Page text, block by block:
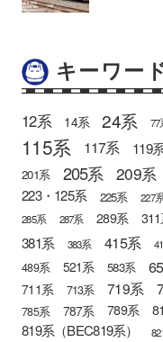
キーワー
12系 14系 24系 77
115系 117系 119
201系 205系 209系
223・125系 225系 227
285系
287系 289系
381系 383系 415系
489系 521系 583系
711系 713系 719系
785系 787系 789系
819系（BEC819系）